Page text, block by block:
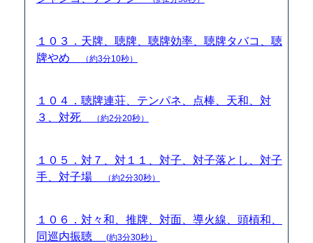
１０３．天牌、聴牌、聴牌効率、聴牌タバコ、聴
牌やめ
（約3分10秒）
１０４．聴牌連荘、テンパネ、点棒、天和、対
３、対死
（約2分20秒）
１０５．対７、対１１、対子、対子落とし、対子
手、対子場
（約2分30秒）
１０６．対々和、推牌、対面、導火線、頭槓和、
同巡内振聴
(約3分30秒）